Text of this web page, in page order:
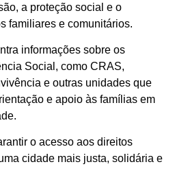
a proteção social e o
familiares e comunitários.
informações sobre os
Social, como CRAS,
e outras unidades que
e apoio às famílias em
o acesso aos direitos
cidade mais justa, solidária e